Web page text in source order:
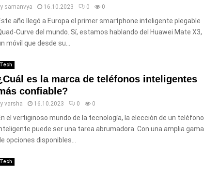
samanvya 16.10.2023 0 0
año llegó a Europa el primer smartphone inteligente plegable
Curve del mundo. Sí, estamos hablando del Huawei Mate X3,
móvil que desde su...
Tech
es la marca de teléfonos inteligentes
confiable?
varsha 16.10.2023 0 0
el vertiginoso mundo de la tecnología, la elección de un teléfono
puede ser una tarea abrumadora. Con una amplia gama
opciones disponibles...
Tech